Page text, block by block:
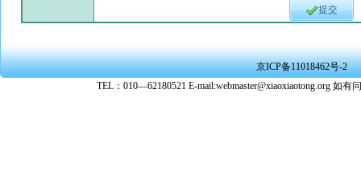
提交
京ICP备11018462号-2
TEL：010—62180521 E-mail:webmaster@xiaoxiaotong.org 如